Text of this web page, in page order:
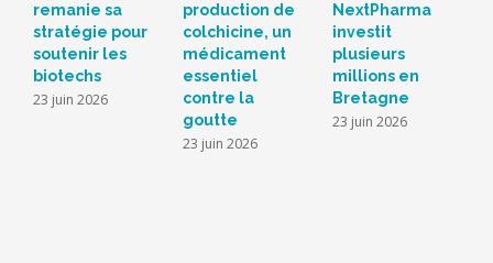
remanie sa
stratégie pour
soutenir les
biotechs
23 juin 2026
production de
colchicine, un
médicament
essentiel
contre la
goutte
23 juin 2026
NextPharma
investit
plusieurs
millions en
Bretagne
23 juin 2026